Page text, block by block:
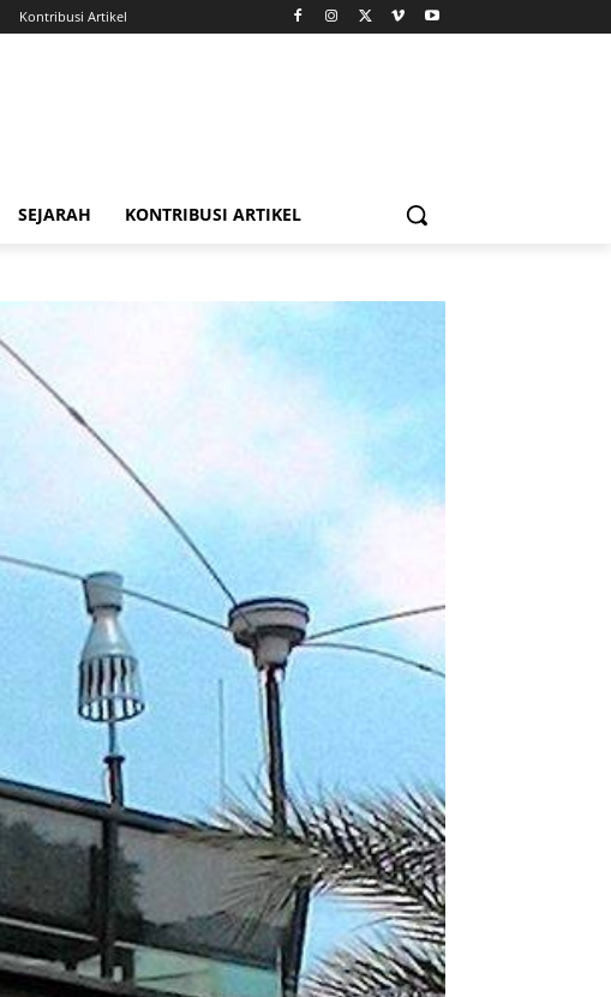
Kontribusi Artikel
SEJARAH KONTRIBUSI ARTIKEL